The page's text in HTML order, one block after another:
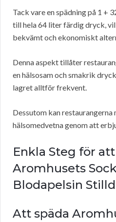
Tack vare en spädning på 1 +
till hela 64 liter färdig dryck,
bekvämt och ekonomiskt
Denna aspekt tillåter
en hälsosam och smakrik
lagret alltför frekvent.
Dessutom kan
hälsomedvetna genom att
Enkla Steg för att
Aromhusets
Blodapelsin
Att späda